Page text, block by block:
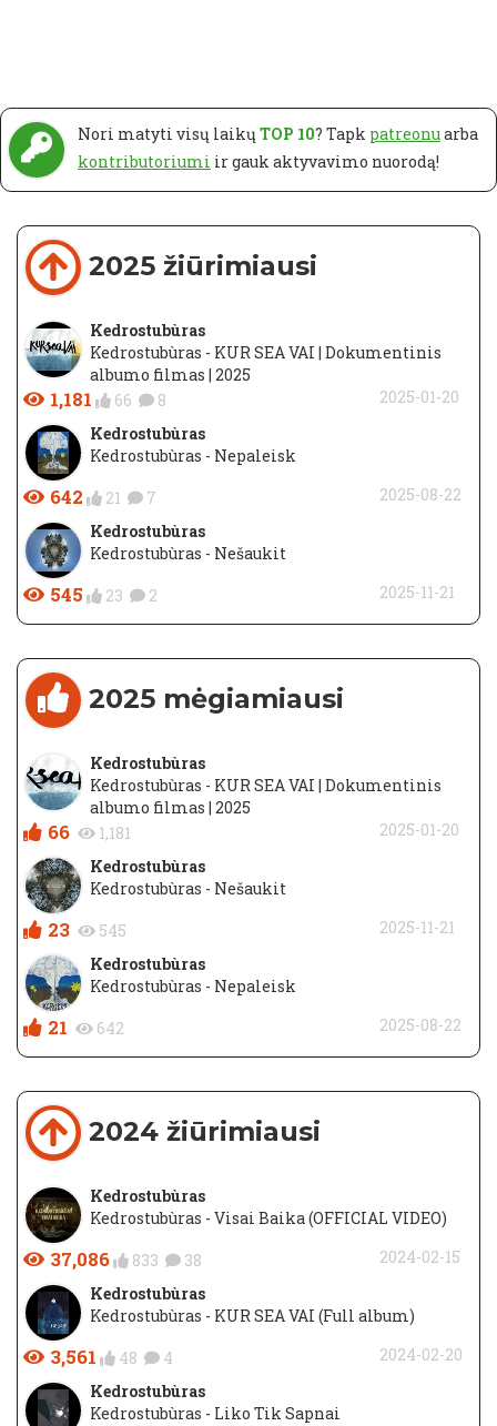
Nori matyti visų laikų TOP 10? Tapk patreonuarba
kontributoriumi ir gauk aktyvavimo nuorodą!
2025 žiūrimiausi
Kedrostubùras
Kedrostubùras - KUR SEA VAI | Dokumentinis
albumo filmas | 2025
1,181 66 8
2025-01-20
Kedrostubùras
Kedrostubùras - Nepaleisk
642 21 7
2025-08-22
Kedrostubùras
Kedrostubùras - Nešaukit
545 23 2 2025-11-21
2025 mėgiamiausi
Kedrostubùras
Kedrostubùras - KUR SEA VAI | Dokumentinis
albumo filmas | 2025
66 1,181
2025-01-20
Kedrostubùras
Kedrostubùras - Nešaukit
23 545
2025-11-21
Kedrostubùras
Kedrostubùras - Nepaleisk
21 642 2025-08-22
2024 žiūrimiausi
Kedrostubùras
Kedrostubùras - Visai Baika (OFFICIAL VIDEO)
37,086 833 38
2024-02-15
Kedrostubùras
Kedrostubùras - KUR SEA VAI (Full album)
3,561 48 4
2024-02-20
Kedrostubùras
Kedrostubùras - Liko Tik Sapnai